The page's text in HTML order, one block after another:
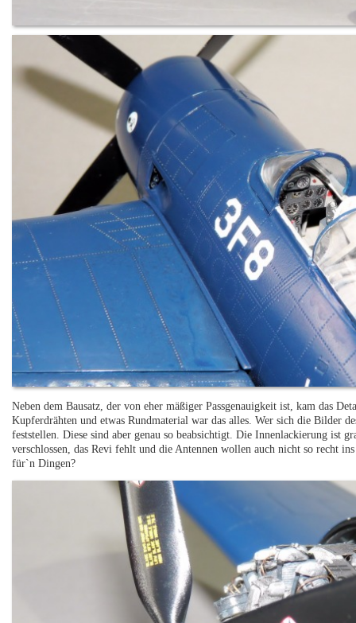
Neben dem Bausatz, der von eher mäßiger Passgenauigkeit ist, kam das
Kupferdrähten und etwas Rundmaterial war das alles. Wer sich die Bilder
feststellen. Diese sind aber genau so beabsichtigt. Die Innenlackierung ist
verschlossen, das Revi fehlt und die Antennen wollen auch nicht so recht
für`n Dingen?